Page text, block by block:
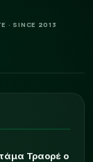
· SINCE 2013
Τραορέ ο